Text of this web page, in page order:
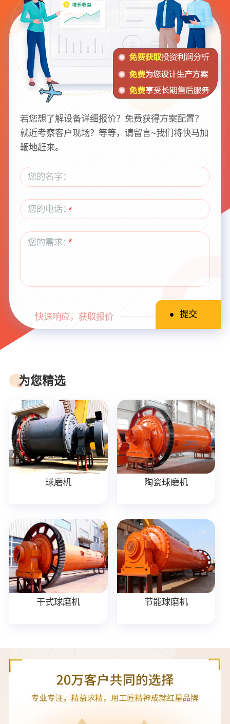
若您想了解设备详细报价？免费获得方案配置？
就近考察客户现场？等等，请留言~我们将快马加
鞭地赶来。
快速响应，获取报价
为您精选
球磨机 陶瓷球磨机
干式球磨机 节能球磨机